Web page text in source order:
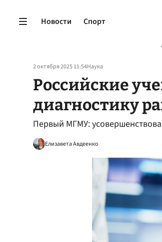
Новости Спорт
2 октября 2025 11:54Наука
Российские
диагностику
Первый МГМУ:
Елизавета Авдеенко